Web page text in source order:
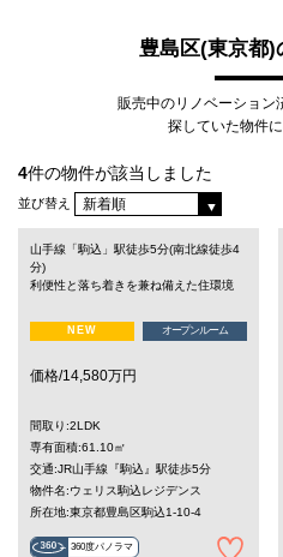
豊島区(東京都)
販売中のリノベーション
探していた物件
4件の物件が該当しました
並び替え
山手線「駒込」駅徒歩5分(南北線徒歩4
分)
利便性と落ち着きを兼ね備えた住環境
NEW オープンルーム
価格/14,580万円
間取り:2LDK
専有面積:61.10㎡
交通:JR山手線『駒込』駅徒歩5分
物件名:ウェリス駒込レジデンス
所在地:東京都豊島区駒込1-10-4
360度パノラマ